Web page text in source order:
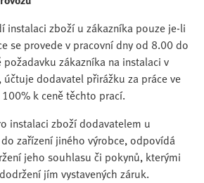
instalaci zboží u zákazníka pouze je-li
se provede v pracovní dny od 8.00 do
zákazníka na instalaci v
dodavatel přirážku za práce ve
k ceně těchto prací.
instalaci zboží dodavatelem u
zařízení jiného výrobce, odpovídá
jeho souhlasu či pokynů, kterými
jím vystavených záruk.